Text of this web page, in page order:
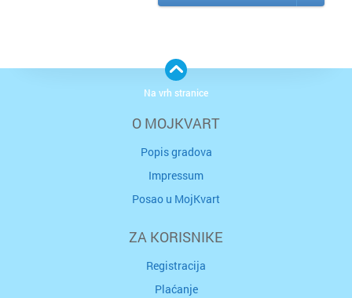
O MOJKVART
Popis gradova
Impressum
Posao u MojKvart
ZA KORISNIKE
Registracija
Plaćanje
Na vrh stranice